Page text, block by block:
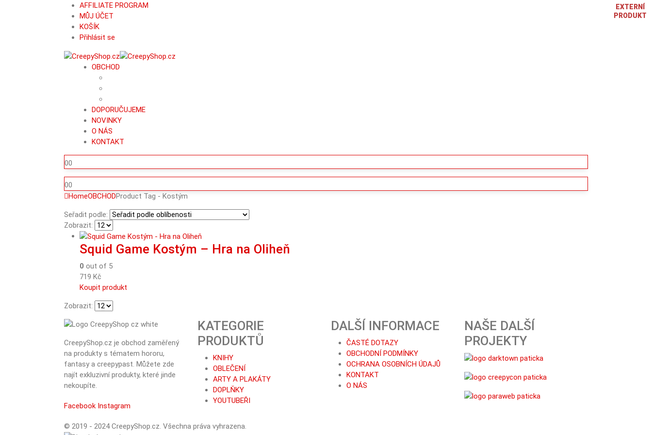
AFFILIATE PROGRAM
MŮJ ÚČET
KOŠÍK
Přihlásit se
OBCHOD
DOPORUČUJEME
NOVINKY
O NÁS
KONTAKT
00
00
HomeOBCHODProduct Tag - Kostým
Seřadit podle:
Zobrazit:
EXTERNÍ
PRODUKT
Squid Game Kostým – Hra na Oliheň
0 out of 5
719 Kč
Koupit produkt
Zobrazit:
CreepyShop.cz je obchod zaměřený
na produkty s tématem hororu,
fantasy a creepypast. Můžete zde
najít exkluzivní produkty, které jinde
nekoupíte.
Facebook Instagram
KATEGORIE
PRODUKTŮ
KNIHY
OBLEČENÍ
ARTY A PLAKÁTY
DOPLŇKY
YOUTUBEŘI
DALŠÍ INFORMACE
ČASTÉ DOTAZY
OBCHODNÍ PODMÍNKY
OCHRANA OSOBNÍCH ÚDAJŮ
KONTAKT
O NÁS
NAŠE DALŠÍ
PROJEKTY
© 2019 - 2024 CreepyShop.cz. Všechna práva vyhrazena.